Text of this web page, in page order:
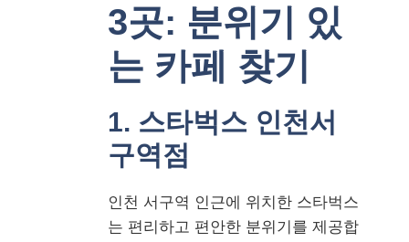
3곳: 분위기 있
는 카페 찾기
1. 스타벅스 인천서
구역점
인천 서구역 인근에 위치한 스타벅스
는 편리하고 편안한 분위기를 제공합